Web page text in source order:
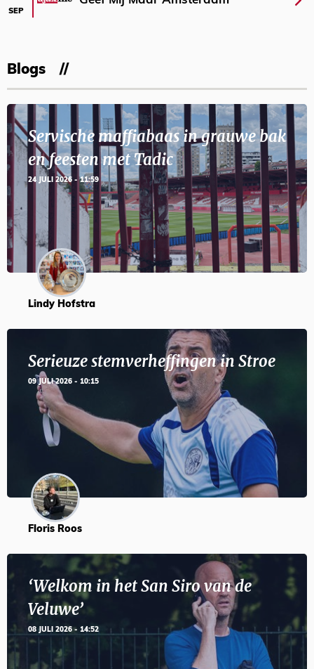
SEP
Blogs
Servische maffiabaas in grauwe bak
en feesten met Tadic
24 JULI 2026 - 11:59
Lindy Hofstra
Serieuze stemverheffingen in Stroe
09 JULI 2026 - 10:15
Floris Roos
‘Welkom in het San Siro van de
Veluwe’
08 JULI 2026 - 14:52